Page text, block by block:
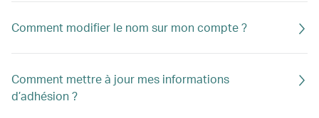
Comment modifier le nom sur mon compte ?
Comment mettre à jour mes informations
d’adhésion ?